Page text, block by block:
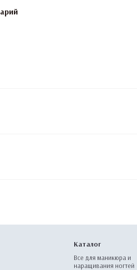
Каталог
Все для маникюра и
наращивания ногтей